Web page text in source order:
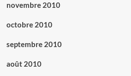
novembre 2010
octobre 2010
septembre 2010
août 2010